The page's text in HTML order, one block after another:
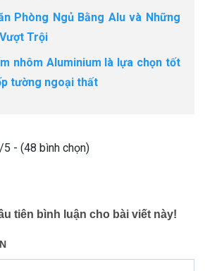
Phòng Ngủ Bằng Alu và Những
Trội
nhôm Aluminium là lựa chọn tốt
tường ngoại thất
5 - (48 bình chọn)
tiên bình luận cho bài viết này!